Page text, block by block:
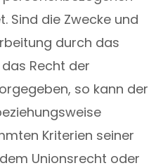
Sind die Zwecke und
durch das
Recht der
so kann der
Kriterien seiner
Unionsrecht oder